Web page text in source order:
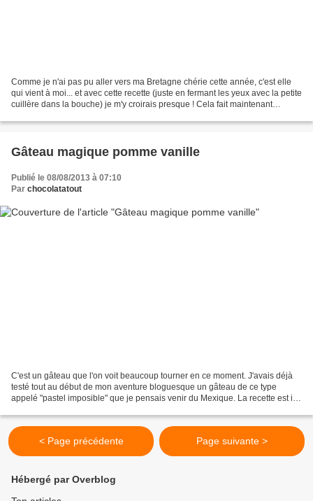
Comme je n'ai pas pu aller vers ma Bretagne chérie cette année, c'est elle
qui vient à moi... et avec cette recette (juste en fermant les yeux avec la petite
cuillère dans la bouche) je m'y croirais presque ! Cela fait maintenant
Gâteau magique pomme vanille
Publié le 08/08/2013 à 07:10
Par chocolatatout
C'est un gâteau que l'on voit beaucoup tourner en ce moment. J'avais déjà
testé tout au début de mon aventure bloguesque un gâteau de ce type
appelé "pastel imposible" que je pensais venir du Mexique. La recette est ici
< Page précédente Page suivante >
Hébergé par Overblog